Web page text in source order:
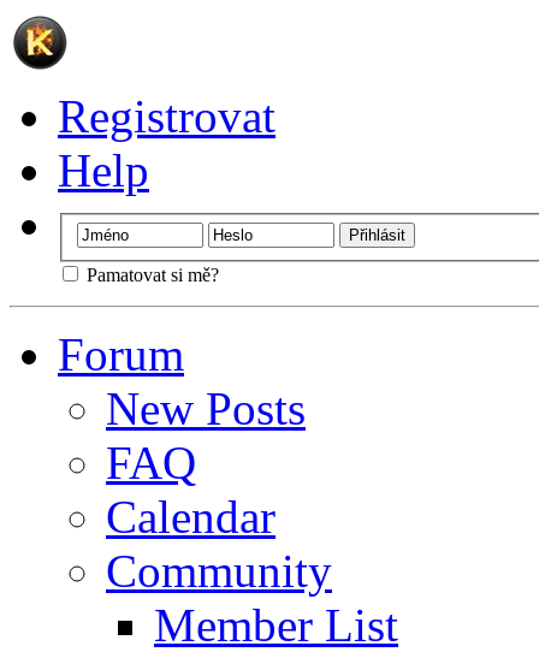
Registrovat
Help
Pamatovat si mě?
Forum
New Posts
FAQ
Calendar
Community
Member List